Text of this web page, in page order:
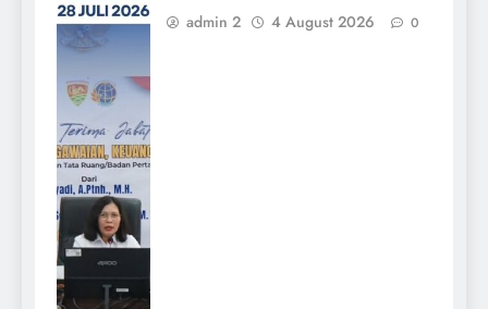
admin 2 4 August 2026 0